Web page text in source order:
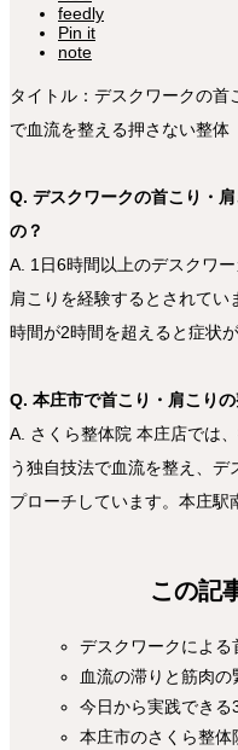
feedly
Pin it
note
タイトル：デスクワークの
で血流を整える押さない整体
Q. デスクワークの首こり・
の？
A. 1日6時間以上のデスクワ
肩こりを経験するとされて
時間が2時間を超えると症状
Q. 本庄市で首こり・肩こり
A. さくら整体院 本庄店では
う独自技法で血流を整え、
プローチしています。本庄駅
この記
デスクワークによる
血流の滞りと筋肉の
今日から実践でき
本庄市のさくら整